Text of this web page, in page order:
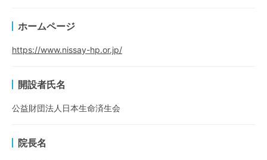
ホームページ
https://www.nissay-hp.or.jp/
開設者氏名
公益財団法人日本生命済生会
院長名